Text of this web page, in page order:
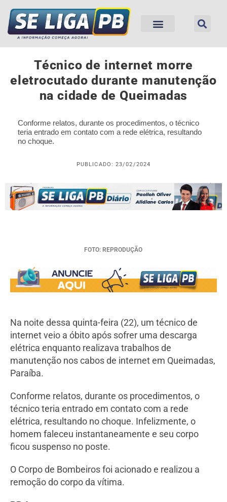
Técnico de internet morre
eletrocutado durante manutenção
na cidade de Queimadas
Conforme relatos, durante os procedimentos, o técnico
teria entrado em contato com a rede elétrica, resultando
no choque.
PUBLICADO: 23/02/2024
FOTO: REPRODUÇÃO
Na noite dessa quinta-feira (22), um técnico de
internet veio a óbito após sofrer uma descarga
elétrica enquanto realizava trabalhos de
manutenção nos cabos de internet em Queimadas,
Paraíba.
Conforme relatos, durante os procedimentos, o
técnico teria entrado em contato com a rede
elétrica, resultando no choque. Infelizmente, o
homem faleceu instantaneamente e seu corpo
ficou suspenso no poste.
O Corpo de Bombeiros foi acionado e realizou a
remoção do corpo da vítima.